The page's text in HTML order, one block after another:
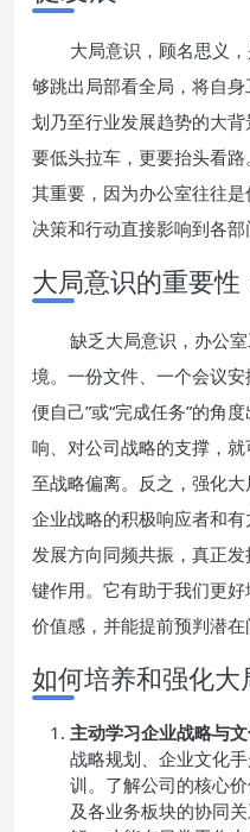
大局意识，顾名思义
够跳出局部看全局，将自
划乃至行业发展趋势的大
要低头拉车，更要抬头看
其重要，因为办公室往往
决策和行动直接影响到各部
大局意识的重要性
缺乏大局意识，办公
境。一份文件、一个会议
便自己”或“完成任务”的角
响、对公司战略的支撑，
至战略偏离。反之，强化
企业战略的积极响应者和
发展方向同频共振，真正发
键作用。它有助于我们更
价值感，并能提前预判潜在
如何培养和强化大
主动学习企业战略与文
战略规划、企业文化
训。了解公司的核心
及各业务板块的协同